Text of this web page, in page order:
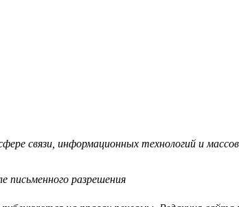
связи, информационных технологий и
письменного разрешения